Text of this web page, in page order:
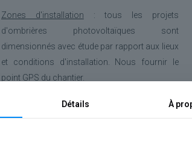
Zones d'installation :tous les projets
d'ombrières photovoltaïques sont
dimensionnés avec étude par rapport aux lieux
et conditions d'installation. Nous fournir le
point GPS du chantier.
: arceaux de protection des
poteaux, essence de bois spécifique,
Détails À